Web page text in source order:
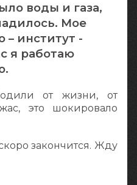
воды и газа,
Мое
– институт -
я работаю
от жизни, от
это шокировало
закончится. Жду